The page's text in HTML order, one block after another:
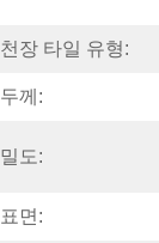
천장 타일 유형:
두께:
밀도:
표면: